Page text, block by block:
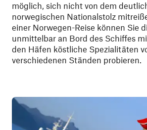
möglich, sich nicht von dem
norwegischen Nationalstolz
einer Norwegen-Reise können Sie
unmittelbar an Bord des Schiffes
den Häfen köstliche Spezialitäten
verschiedenen Ständen probieren.